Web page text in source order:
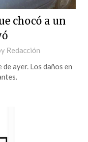
chocó a un
Redacción
ayer. Los daños en